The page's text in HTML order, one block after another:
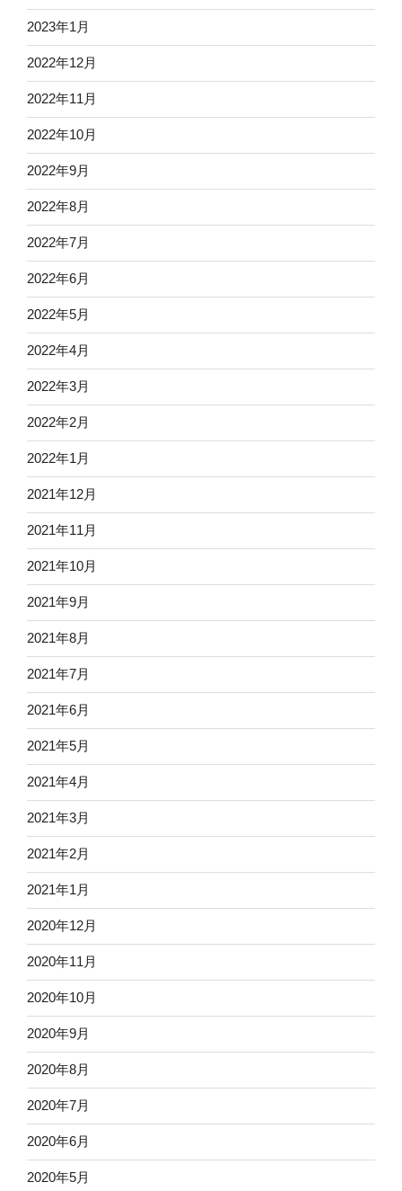
2023年1月
2022年12月
2022年11月
2022年10月
2022年9月
2022年8月
2022年7月
2022年6月
2022年5月
2022年4月
2022年3月
2022年2月
2022年1月
2021年12月
2021年11月
2021年10月
2021年9月
2021年8月
2021年7月
2021年6月
2021年5月
2021年4月
2021年3月
2021年2月
2021年1月
2020年12月
2020年11月
2020年10月
2020年9月
2020年8月
2020年7月
2020年6月
2020年5月